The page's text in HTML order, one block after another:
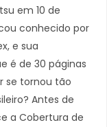
em 10 de
conhecido por
e sua
é de 30 páginas
se tornou tão
Antes de
a Cobertura de